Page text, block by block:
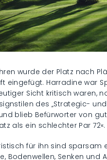
wurde der Platz nach
eingefügt. Harradine war
Sicht kritisch waren,
des „Strategic-
blieb Befürworter von
als ein schlechter Par 72«.
für ihn sind sparsam
Bodenwellen, Senken